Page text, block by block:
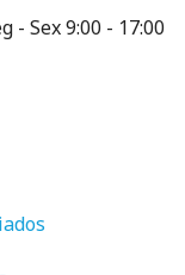
- Sex 9:00 - 17:00